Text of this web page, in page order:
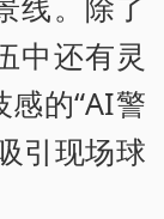
中还有灵
的“AI警
引现场球